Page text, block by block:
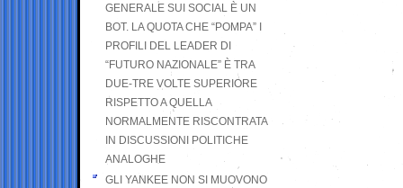
GENERALE SUI SOCIAL È UN
BOT. LA QUOTA CHE “POMPA” I
PROFILI DEL LEADER DI
“FUTURO NAZIONALE” È TRA
DUE-TRE VOLTE SUPERIORE
RISPETTO A QUELLA
NORMALMENTE RISCONTRATA
IN DISCUSSIONI POLITICHE
ANALOGHE
GLI YANKEE NON SI MUOVONO